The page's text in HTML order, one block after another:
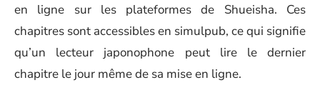
en ligne sur les plateformes de Shueisha. Ces
chapitres sont accessibles en simulpub, ce qui signifie
qu’un lecteur japonophone peut lire le dernier
chapitre le jour même de sa mise en ligne.